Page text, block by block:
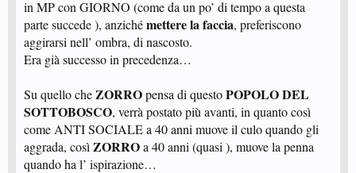
in MP con GIORNO (come da un po’ di tempo a questa
parte succede ), anzichémettere la faccia, preferiscono
aggirarsi nell’ ombra, di nascosto.
Era già successo in precedenza…
Su quello cheZORROpensa di questoPOPOLO DEL
SOTTOBOSCO, verrà postato più avanti, in quanto così
come ANTI SOCIALE a 40 anni muove il culo quando gli
aggrada, così ZORROa 40 anni (quasi ), muove la penna
quando ha l’ ispirazione…